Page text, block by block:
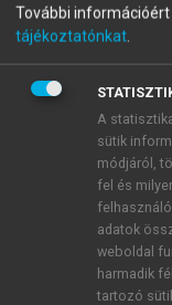
3.1. Natural
Natural law
morality and
derived from
human actions
moral laws.
arises from
(such as God).
ius naturale
További információért
tájékoztatónkat.
A
sütik
módjáról,
fel és
adatok
weboldal
harmadik
tartozó